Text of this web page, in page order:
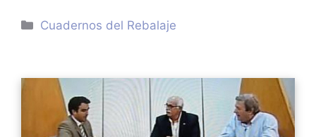
Categorías
Cuadernos del Rebalaje